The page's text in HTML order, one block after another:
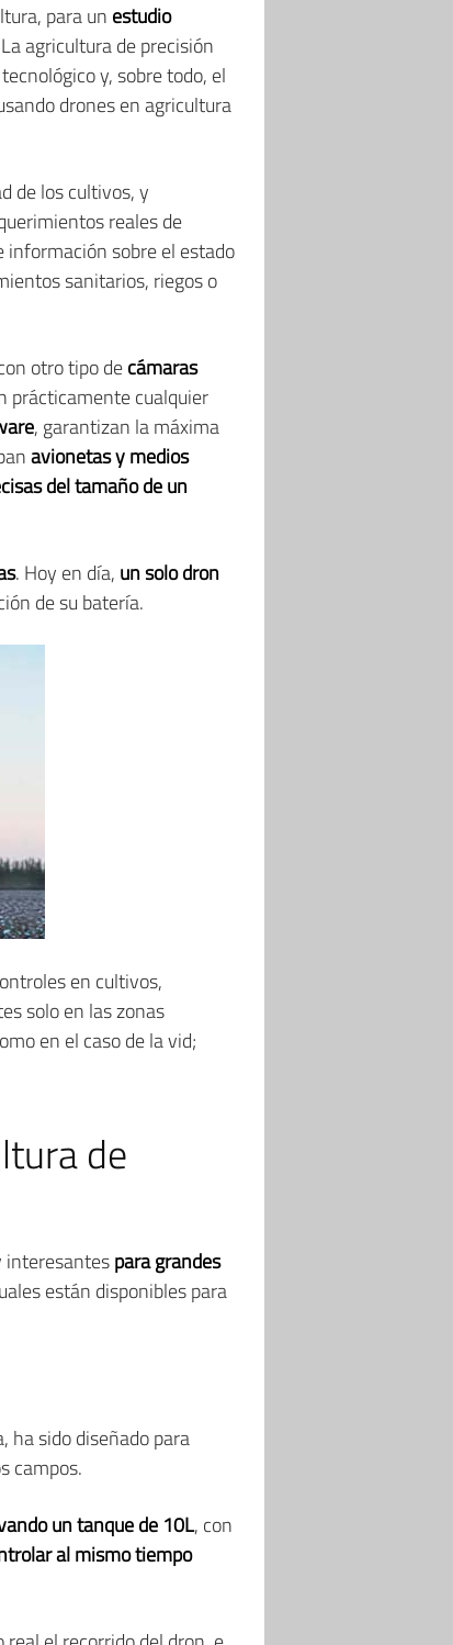
para un estudio
agricultura de precisión
y, sobre todo, el
drones en agricultura
de los cultivos, y
reales de
información sobre el estado
sanitarios, riegos o
otro tipo decámaras
prácticamente cualquier
, garantizan la máxima
avionetas y medios
del tamaño de un
. Hoy en día, un solo dron
de su batería.
en cultivos,
solo en las zonas
en el caso de la vid;
de
interesantespara grandes
están disponibles para
ha sido diseñado para
campos.
un tanque de 10L, con
al mismo tiempo